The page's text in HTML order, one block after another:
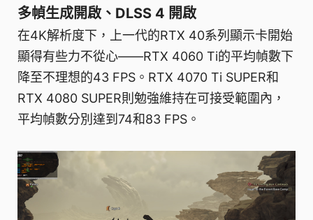
多幀生成開啟、DLSS 4 開啟
在4K解析度下，上一代的RTX 40系列顯示卡開始
顯得有些力不從心——RTX 4060 Ti的平均幀數下
降至不理想的43 FPS。RTX 4070 Ti SUPER和
RTX 4080 SUPER則勉強維持在可接受範圍內，
平均幀數分別達到74和83 FPS。